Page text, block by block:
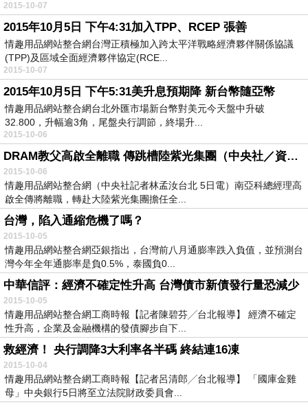
2015-10-07
2015年10月5日 下午4:31加入TPP、RCEP 張善
情趣用品網站整合網台灣正積極加入跨太平洋戰略經濟夥伴關係協議
(TPP)及區域全面經濟夥伴協定(RCE...
2015-10-07
2015年10月5日 下午5:31美升息預期降 新台幣隨亞幣
情趣用品網站整合網台北外匯市場新台幣對美元今天盤中升破
32.800，升幅逾3角，尾盤央行調節，終場升...
2015-10-06
DRAM教父高啟全離職 傳跳槽陸紫光集團（中央社／資料照片）
2015-10-06
情趣用品網站整合網（中央社記者林孟汝台北 5日電）南亞科總經理高
啟全傳將離職，轉赴大陸紫光集團擔任全...
台灣，陷入通縮危機了嗎？
2015-10-05
情趣用品網站整合網亞銀指出，台灣前八月通膨率跌入負值，並預測台
灣今年全年通膨率是負0.5%，泰國負0...
中華信評：經濟不確定性升高 台灣債市新債發行量恐減少
2015-10-05
情趣用品網站整合網工商時報【記者陳碧芬╱台北報導】 經濟不確定
性升高，企業及金融機構的發債腳步自下...
救經濟！ 央行調降3大利率各半碼 終結連16凍
2015-10-04
情趣用品網站整合網工商時報【記者呂清郎╱台北報導】 「國庫金雞
母」中央銀行5日將至立法院財政委員會...